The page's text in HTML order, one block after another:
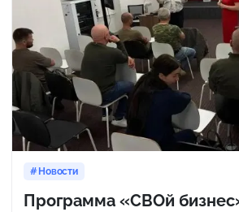
Новости
Программа «СВОй